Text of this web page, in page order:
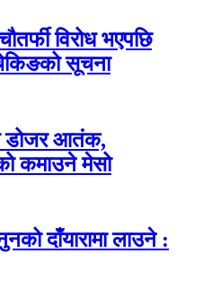
विरोध भएपछि
सूचना
डोजर आतंक,
कमाउने मेसो
दाँयारामा लाउने :